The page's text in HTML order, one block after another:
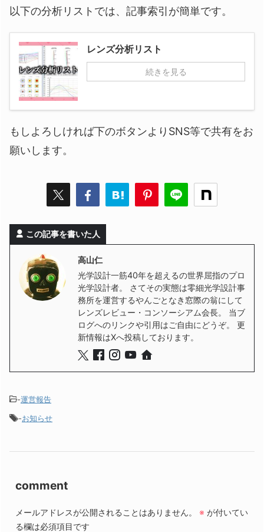
以下の分析リストでは、記事索引が簡単です。
レンズ分析リスト
続きを見る
もしよろしければ下のボタンよりSNS等で共有をお
願いします。
この記事を書いた人
高山仁
光学設計一筋40年を超えるの世界屈指のプロ
光学設計者。 さてその実態は零細光学設計事
務所を運営するやんごとなき窓際の翁にして
レンズレビュー・コンソーシアム会長。 当ブ
ログへのリンクや引用はご自由にどうぞ。 更
新情報はXへ投稿しております。
-運営報告
-お知らせ
comment
メールアドレスが公開されることはありません。 ※ が付いてい
る欄は必須項目です